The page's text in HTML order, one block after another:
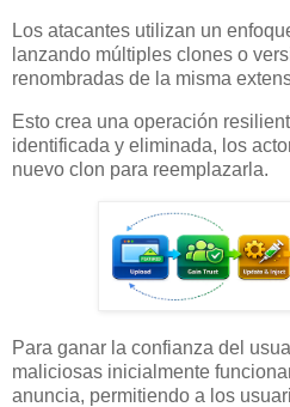
Los atacantes utilizan un
lanzando múltiples clones o
renombradas de la misma
Esto crea una operación
identificada y eliminada, los
nuevo clon para reemplazarla.
Para ganar la confianza del
maliciosas inicialmente
anuncia, permitiendo a los